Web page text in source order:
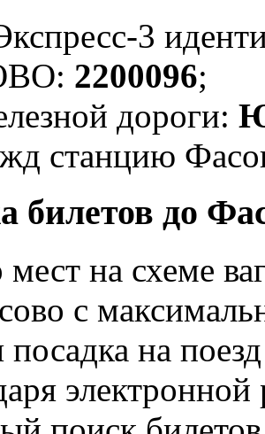
3
2200096;
дороги:
станцию
билетов до
на схеме
с
посадка на